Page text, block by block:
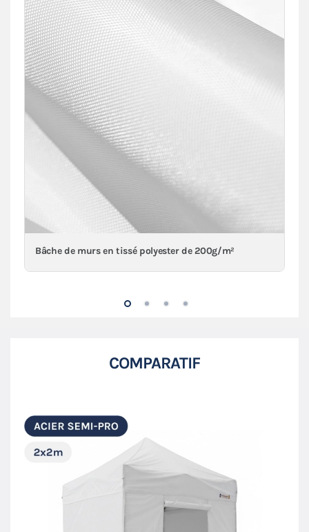
Bâche de murs en tissé polyester de 200g/m²
COMPARATIF